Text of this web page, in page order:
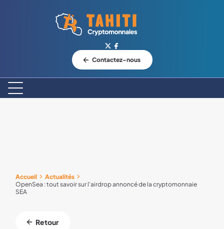
Logo Tahiti-Cryptomonnaies.com
Contactez-nous
Accueil
Actualités
OpenSea : tout savoir sur l'airdrop annoncé de la cryptomonnaie
SEA
Retour